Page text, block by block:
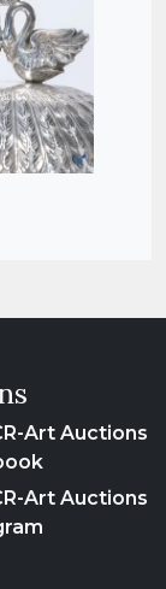
Art Auctions
Art Auctions